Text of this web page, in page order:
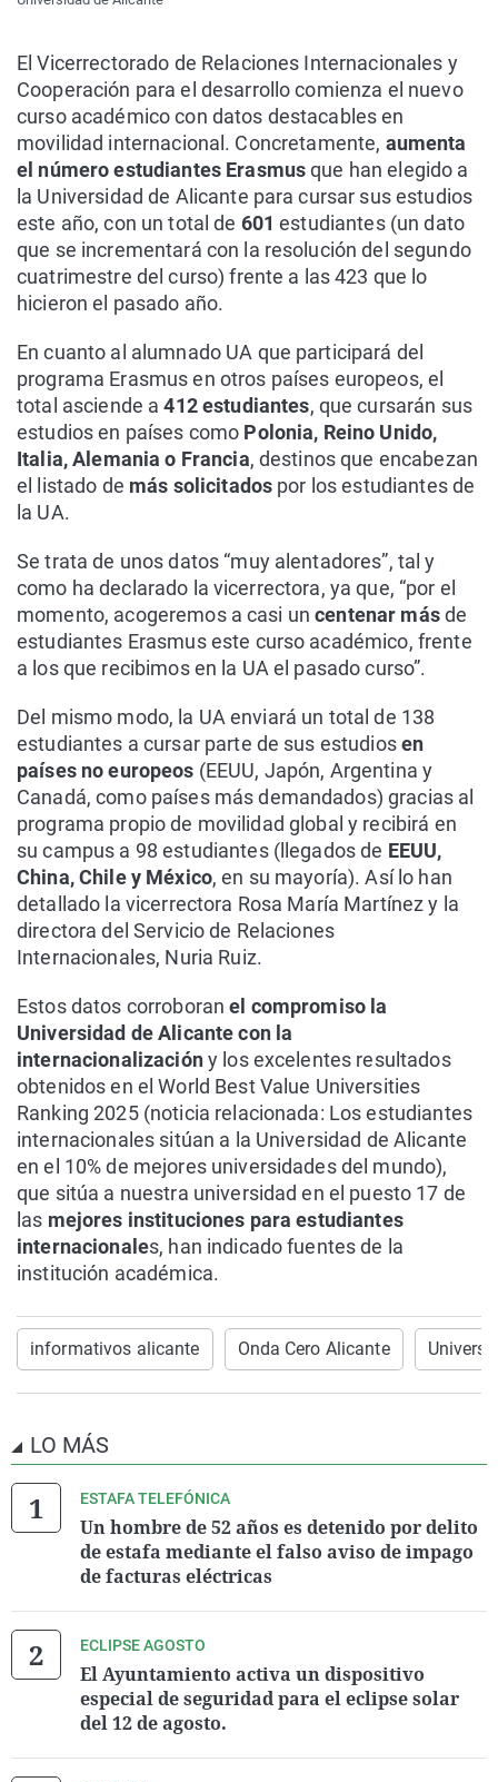
El Vicerrectorado de Relaciones Internacionales y
Cooperación para el desarrollo comienza el nuevo
curso académico con datos destacables en
movilidad internacional. Concretamente, aumenta
el número estudiantes Erasmusque han elegido a
la Universidad de Alicante para cursar sus estudios
este año, con un total de 601 estudiantes (un dato
que se incrementará con la resolución del segundo
cuatrimestre del curso) frente a las 423 que lo
hicieron el pasado año.
En cuanto al alumnado UA que participará del
programa Erasmus en otros países europeos, el
total asciende a 412 estudiantes, que cursarán sus
estudios en países como Polonia, Reino Unido,
Italia, Alemania o Francia, destinos que encabezan
el listado de más solicitados por los estudiantes de
la UA.
Se trata de unos datos “muy alentadores”, tal y
como ha declarado la vicerrectora, ya que, “por el
momento, acogeremos a casi un centenar másde
estudiantes Erasmus este curso académico, frente
a los que recibimos en la UA el pasado curso”.
Del mismo modo, la UA enviará un total de 138
estudiantes a cursar parte de sus estudiosen
países no europeos (EEUU, Japón, Argentina y
Canadá, como países más demandados) gracias al
programa propio de movilidad global y recibirá en
su campus a 98 estudiantes (llegados de EEUU,
China, Chile y México, en su mayoría). Así lo han
detallado la vicerrectora Rosa María Martínez y la
directora del Servicio de Relaciones
Internacionales, Nuria Ruiz.
Estos datos corroboran el compromiso la
Universidad de Alicante con la
internacionalizacióny los excelentes resultados
obtenidos en el World Best Value Universities
Ranking 2025 (noticia relacionada: Los estudiantes
internacionales sitúan a la Universidad de Alicante
en el 10% de mejores universidades del mundo),
que sitúa a nuestra universidad en el puesto 17 de
las mejores instituciones para estudiantes
internacionales, han indicado fuentes de la
institución académica.
informativos alicante Onda Cero Alicante
LO MÁS
ESTAFA TELEFÓNICA
Un hombre de 52 años es detenido por delito
de estafa mediante el falso aviso de impago
de facturas eléctricas
ECLIPSE AGOSTO
El Ayuntamiento activa un dispositivo
especial de seguridad para el eclipse solar
del 12 de agosto.